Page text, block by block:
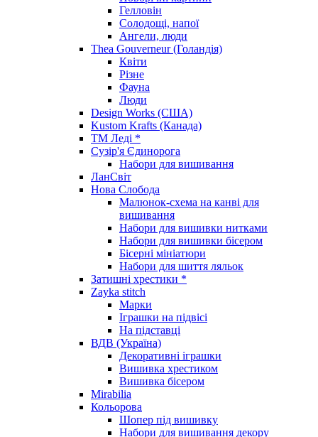
Гелловін
Солодощі, напої
Ангели, люди
Thea Gouverneur (Голандія)
Квіти
Різне
Фауна
Люди
Design Works (США)
Kustom Krafts (Канада)
ТМ Леді *
Сузір'я Єдинорога
Набори для вишивання
ЛанСвіт
Нова Слобода
Малюнок-схема на канві для
вишивання
Набори для вишивки нитками
Набори для вишивки бісером
Бісерні мініатюри
Набори для шиття ляльок
Затишні хрестики *
Zayka stitch
Марки
Іграшки на підвісі
На підставці
ВДВ (Україна)
Декоративні іграшки
Вишивка хрестиком
Вишивка бісером
Mirabilia
Кольорова
Шопер під вишивку
Набори для вишивання декору